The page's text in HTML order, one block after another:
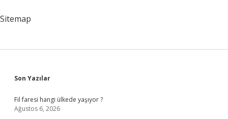
Sitemap
Sidebar
Son Yazılar
Fil faresi hangi ülkede yaşıyor ?
Ağustos 6, 2026